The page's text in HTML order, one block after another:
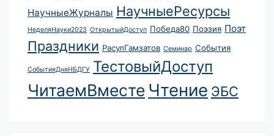
НаучныеЖурналы НаучныеРесурсы
НеделяНауки2023 ОткрытыйДоступ Победа80 Поэзия Поэт
Праздники РасулГамзатов Семинар События
СобытияДняНБДГУ ТестовыйДоступ
ЧитаемВместе Чтение ЭБС